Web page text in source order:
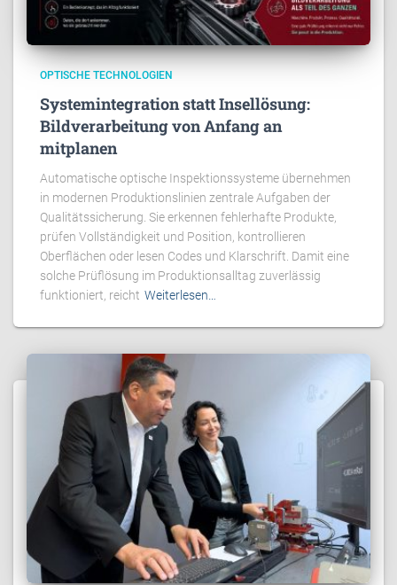
OPTISCHE TECHNOLOGIEN
Systemintegration statt Insellösung:
Bildverarbeitung von Anfang an
mitplanen
Automatische optische Inspektionssysteme übernehmen
in modernen Produktionslinien zentrale Aufgaben der
Qualitätssicherung. Sie erkennen fehlerhafte Produkte,
prüfen Vollständigkeit und Position, kontrollieren
Oberflächen oder lesen Codes und Klarschrift. Damit eine
solche Prüflösung im Produktionsalltag zuverlässig
funktioniert, reicht Weiterlesen…